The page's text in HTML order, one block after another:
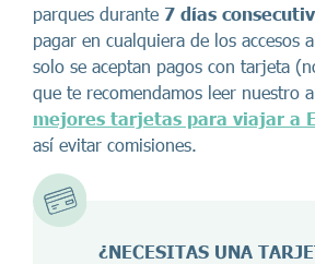
parques durante 7 días
pagar en cualquiera de los accesos
solo se aceptan pagos con tarjeta
que te recomendamos leer nuestro
mejores tarjetas para viajar a
así evitar comisiones.
¿NECESITAS UNA